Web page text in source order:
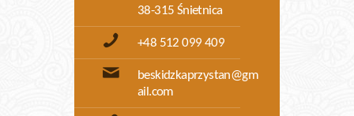
38-315 Śnietnica
+48 512 099 409
beskidzkaprzystan@gm
ail.com